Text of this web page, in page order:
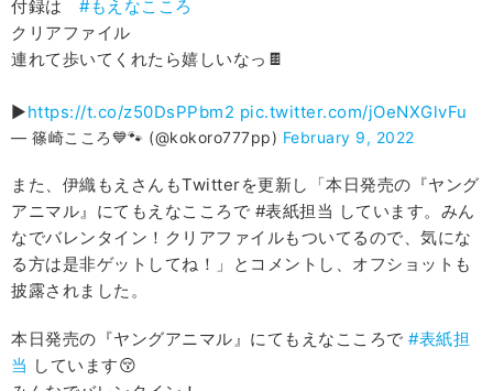
付録は #もえなこころ
クリアファイル
連れて歩いてくれたら嬉しいなっ🍫
▶︎https://t.co/z50DsPPbm2 pic.twitter.com/jOeNXGlvFu
— 篠崎こころ💙🐾 (@kokoro777pp) February 9, 2022
また、伊織もえさんもTwitterを更新し「本日発売の『ヤング
アニマル』にてもえなこころで #表紙担当 しています。みん
なでバレンタイン！クリアファイルもついてるので、気にな
る方は是非ゲットしてね！」とコメントし、オフショットも
披露されました。
本日発売の『ヤングアニマル』にてもえなこころで #表紙担
当 しています😚